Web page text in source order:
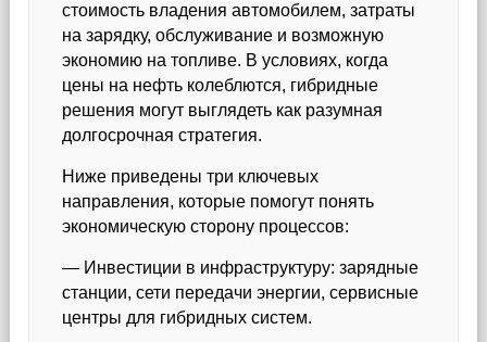
стоимость владения автомобилем, затраты
на зарядку, обслуживание и возможную
экономию на топливе. В условиях, когда
цены на нефть колеблются, гибридные
решения могут выглядеть как разумная
долгосрочная стратегия.
Ниже приведены три ключевых
направления, которые помогут понять
экономическую сторону процессов:
— Инвестиции в инфраструктуру: зарядные
станции, сети передачи энергии, сервисные
центры для гибридных систем.